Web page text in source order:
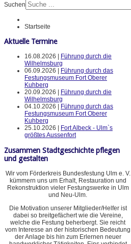
Suchen
Startseite
Aktuelle Termine
16.08.2026 |
Führung durch die
Wilhelmsburg
06.09.2026 |
Führung durch das
Festungsmuseum Fort Oberer
Kuhberg
20.09.2026 |
Führung durch die
Wilhelmsburg
04.10.2026 |
Führung durch das
Festungsmuseum Fort Oberer
Kuhberg
25.10.2026 |
Fort Albeck - Ulm`s
größtes Aussenfort
Zusammen Stadtgeschichte pflegen
und gestalten
Wir vom Förderkreis Bundesfestung Ulm e. V.
kümmern uns um Erhalt, Restauration und
Rekonstruktion vieler Festungswerke in Ulm
und Neu-Ulm.
Die Motivation unserer Mitglieder/Helfer ist
dabei so breitgefächert wie die Vereine,
welche die Festung beherbergt. Sie reicht
vom Interesse an der historischen Bedeutung
der Anlage bis hin zum Erlernen neuer